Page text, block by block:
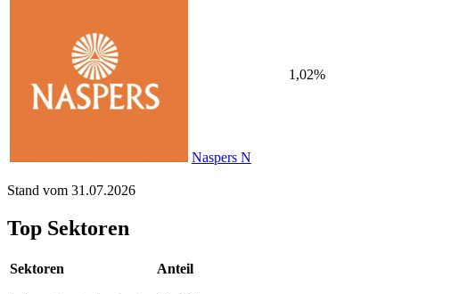
Naspers N
1,02%
Stand vom 31.07.2026
Top Sektoren
Sektoren Anteil